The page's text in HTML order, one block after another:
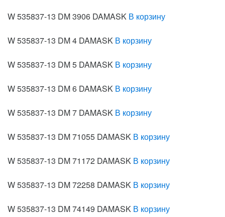
W 535837-13 DM 3906 DAMASK В корзину
W 535837-13 DM 4 DAMASK В корзину
W 535837-13 DM 5 DAMASK В корзину
W 535837-13 DM 6 DAMASK В корзину
W 535837-13 DM 7 DAMASK В корзину
W 535837-13 DM 71055 DAMASK В корзину
W 535837-13 DM 71172 DAMASK В корзину
W 535837-13 DM 72258 DAMASK В корзину
W 535837-13 DM 74149 DAMASK В корзину